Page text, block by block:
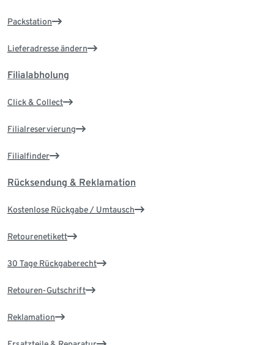
Packstation
Lieferadresse ändern
Filialabholung
Click & Collect
Filialreservierung
Filialfinder
Rücksendung & Reklamation
Kostenlose Rückgabe / Umtausch
Retourenetikett
30 Tage Rückgaberecht
Retouren-Gutschrift
Reklamation